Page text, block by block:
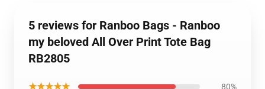
5 reviews for Ranboo Bags - Ranboo
my beloved All Over Print Tote Bag
RB2805
★★★★★ 80%